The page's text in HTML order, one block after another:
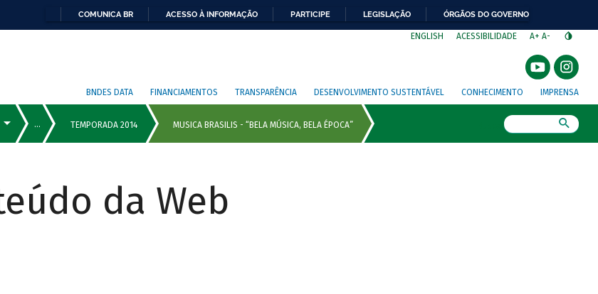
COMUNICA BR ACESSO À INFORMAÇÃO PARTICIPE LEGISLAÇÃO ÓRGÃOS DO GOVERNO
ENGLISH ACESSIBILIDADE A+ A-
BNDES DATA FINANCIAMENTOS TRANSPARÊNCIA DESENVOLVIMENTO SUSTENTÁVEL CONHECIMENTO IMPRENSA
da Web